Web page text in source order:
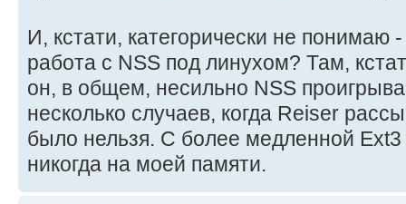
И, кстати, категорически не понимаю
работа с NSS под линухом? Там,
он, в общем, несильно NSS
несколько случаев, когда Reiser
было нельзя. С более медленной
никогда на моей памяти.